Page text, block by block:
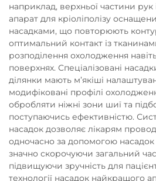
наприклад, верхньої частини
апарат для кріоліполізу
насадками, що повторюють
оптимальний контакт із
розподілення охолодження
поверхнях. Спеціалізовані
ділянки мають м’якіші
модифіковані профілі
обробляти ніжні зони шиї та
поступаючись ефективністю.
насадок дозволяє лікарям
одночасно за допомогою насадок
значно скорочуючи загальний
підвищуючи зручність для
технології насадок найкращого